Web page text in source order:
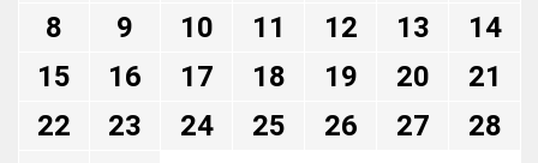
8
9 10 11 12 13
14
15
16 17 18 19 20
21
22
23 24 25 26 27
28